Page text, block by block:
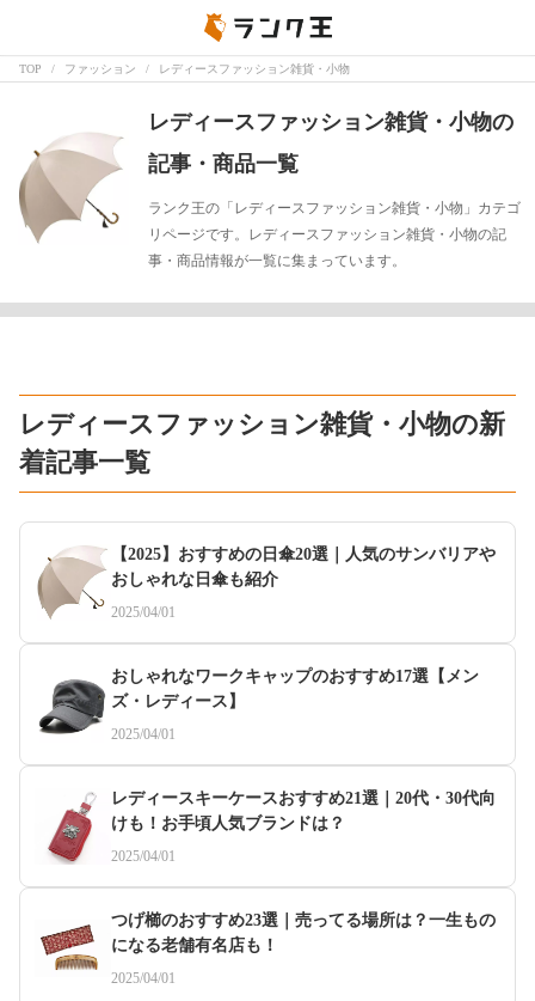
TOP ファッション レディースファッション雑貨・小物
レディースファッション雑貨・小物の
記事・商品一覧
ランク王の「レディースファッション雑貨・小物」カテゴ
リページです。レディースファッション雑貨・小物の記
事・商品情報が一覧に集まっています。
レディースファッション雑貨・小物の新
着記事一覧
【2025】おすすめの日傘20選｜人気のサンバリアや
おしゃれな日傘も紹介
2025/04/01
おしゃれなワークキャップのおすすめ17選【メン
ズ・レディース】
2025/04/01
レディースキーケースおすすめ21選｜20代・30代向
けも！お手頃人気ブランドは？
2025/04/01
つげ櫛のおすすめ23選｜売ってる場所は？一生もの
になる老舗有名店も！
2025/04/01